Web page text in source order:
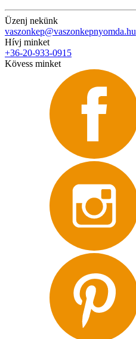
Üzenj nekünk
vaszonkep@vaszonkepnyomda.hu
Hívj minket
+36-20-933-0915
Kövess minket